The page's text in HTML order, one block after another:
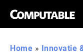
Home » Innovatie